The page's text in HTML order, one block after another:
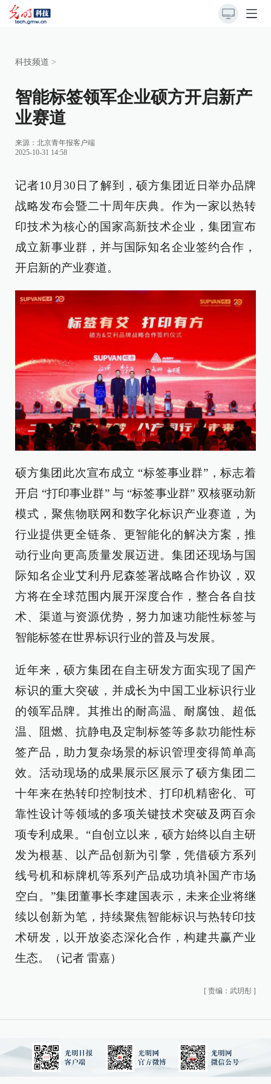
科技频道 >
智能标签领军企业硕方开启新产
业赛道
来源： 北京青年报客户端
2025-10-31 14:58
记者10月30日了解到，硕方集团近日举办品牌
战略发布会暨二十周年庆典。作为一家以热转
印技术为核心的国家高新技术企业，集团宣布
成立新事业群，并与国际知名企业签约合作，
开启新的产业赛道。
硕方集团此次宣布成立 “标签事业群”，标志着
开启 “打印事业群” 与 “标签事业群” 双核驱动新
模式，聚焦物联网和数字化标识产业赛道，为
行业提供更全链条、更智能化的解决方案，推
动行业向更高质量发展迈进。集团还现场与国
际知名企业艾利丹尼森签署战略合作协议，双
方将在全球范围内展开深度合作，整合各自技
术、渠道与资源优势，努力加速功能性标签与
智能标签在世界标识行业的普及与发展。
近年来，硕方集团在自主研发方面实现了国产
标识的重大突破，并成长为中国工业标识行业
的领军品牌。其推出的耐高温、耐腐蚀、超低
温、阻燃、抗静电及定制标签等多款功能性标
签产品，助力复杂场景的标识管理变得简单高
效。活动现场的成果展示区展示了硕方集团二
十年来在热转印控制技术、打印机精密化、可
靠性设计等领域的多项关键技术突破及两百余
项专利成果。“自创立以来，硕方始终以自主研
发为根基、以产品创新为引擎，凭借硕方系列
线号机和标牌机等系列产品成功填补国产市场
空白。”集团董事长李建国表示，未来企业将继
续以创新为笔，持续聚焦智能标识与热转印技
术研发，以开放姿态深化合作，构建共赢产业
生态。（记者 雷嘉）
[ 责编：武玥彤 ]